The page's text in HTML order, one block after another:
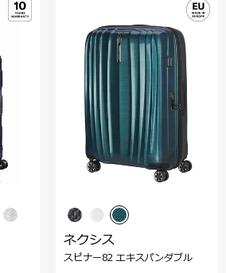
ネクシス
スピナー82 エキスパンダブル